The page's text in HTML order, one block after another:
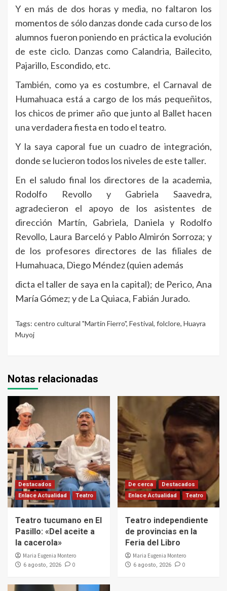
Y en más de dos horas y media, no faltaron los
momentos de sólo danzas donde cada curso de los
alumnos fueron poniendo en práctica la evolución
de este ciclo. Danzas como Calandria, Bailecito,
Pajarillo, Escondido, etc.
También, como ya es costumbre, el Carnaval de
Humahuaca está a cargo de los más pequeñitos,
los chicos de primer año que junto al Ballet hacen
una verdadera fiesta en todo el teatro.
Y la saya caporal fue un cuadro de integración,
donde se lucieron todos los niveles de este taller.
En el saludo final los directores de la academia,
Rodolfo Revollo y Gabriela Saavedra,
agradecieron el apoyo de los asistentes de
dirección Martín, Gabriela, Daniela y Rodolfo
Revollo, Laura Barceló y Pablo Almirón Sorroza; y
de los profesores directores de las filiales de
Humahuaca, Diego Méndez (quien además
dicta el taller de saya en la capital); de Perico, Ana
María Gómez; y de La Quiaca, Fabián Jurado.
Tags: centro cultural "Martín Fierro", Festival, folclore, Huayra
Muyoj
Notas relacionadas
Destacados
Enlace Actualidad
Teatro
Teatro tucumano en El
Pasillo: «Del aceite a
la cacerola»
Maria Eugenia Montero
6 agosto, 2026 0
De cerca
Destacados
Enlace Actualidad
Teatro
Teatro independiente
de provincias en la
Feria del Libro
Maria Eugenia Montero
6 agosto, 2026 0